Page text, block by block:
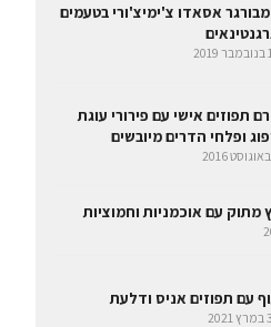
אסאדו צ'ימיצ'ורי בטעמים
תפוזים אישי עם פירורי עוגת
ופלחי הדרים מיובשים
מתוק עם אוכמניות וחמוציות
עם תפוזים אניס ודלעת